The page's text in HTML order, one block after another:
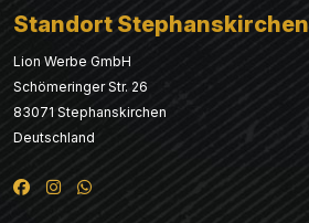
Standort Stephanskirchen
Lion Werbe GmbH
Schömeringer Str. 26
83071 Stephanskirchen
Deutschland